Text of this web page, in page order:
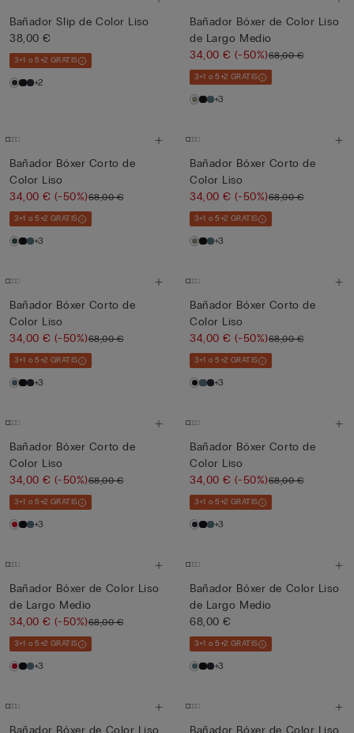
Bañador Slip de Color Liso
38,00 €
3+1 o 5+2 GRATIS
+2
Bañador Bóxer de Color Liso
de Largo Medio
34,00 €(-50%)68,00 €
3+1 o 5+2 GRATIS
+3
Bañador Bóxer Corto de
Color Liso
34,00 €(-50%)68,00 €
3+1 o 5+2 GRATIS
+3
Bañador Bóxer Corto de
Color Liso
34,00 €(-50%)68,00 €
3+1 o 5+2 GRATIS
+3
Bañador Bóxer Corto de
Color Liso
34,00 €(-50%)68,00 €
3+1 o 5+2 GRATIS
+3
Bañador Bóxer Corto de
Color Liso
34,00 €(-50%)68,00 €
3+1 o 5+2 GRATIS
+3
Bañador Bóxer Corto de
Color Liso
34,00 €(-50%)68,00 €
3+1 o 5+2 GRATIS
+3
Bañador Bóxer Corto de
Color Liso
34,00 €(-50%)68,00 €
3+1 o 5+2 GRATIS
+3
Bañador Bóxer de Color Liso
de Largo Medio
34,00 €(-50%)68,00 €
3+1 o 5+2 GRATIS
+3
Bañador Bóxer de Color Liso
de Largo Medio
68,00 €
3+1 o 5+2 GRATIS
+3
Bañador Bóxer de Color Liso
Bañador Bóxer de Color Liso